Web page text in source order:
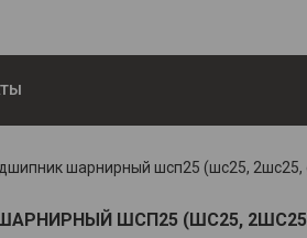
шарнирный шсп25 (шс25, 2шс25,
ШСП25 (ШС25, 2ШС25,